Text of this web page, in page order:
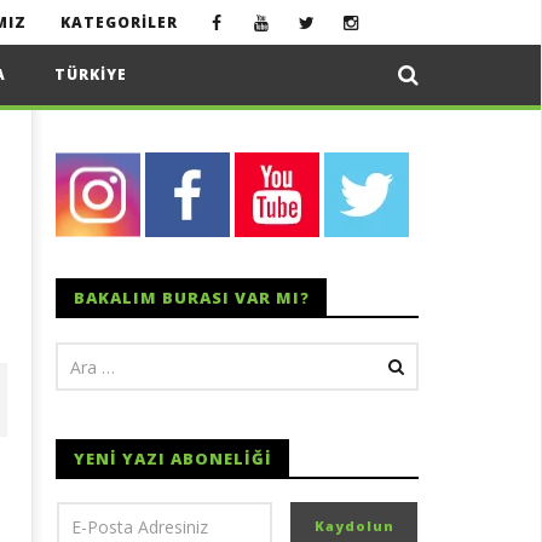
KATEGORILER
TÜRKIYE
BAKALIM BURASI VAR MI?
YENI YAZI ABONELIĞI